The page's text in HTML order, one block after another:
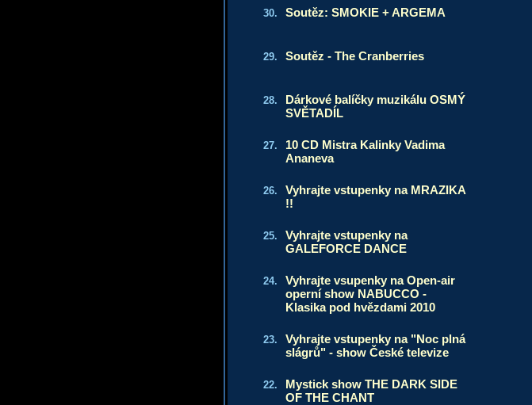
30. Soutěz: SMOKIE + ARGEMA
29. Soutěz - The Cranberries
28.
Dárkové balíčky muzikálu OSMÝ
SVĚTADÍL
27.
10 CD Mistra Kalinky Vadima
Ananeva
26.
Vyhrajte vstupenky na MRAZIKA
!!
25.
Vyhrajte vstupenky na
GALEFORCE DANCE
24.
Vyhrajte vsupenky na Open-air
operní show NABUCCO -
Klasika pod hvězdami 2010
23.
Vyhrajte vstupenky na "Noc plná
slágrů" - show České televize
22.
Mystick show THE DARK SIDE
OF THE CHANT